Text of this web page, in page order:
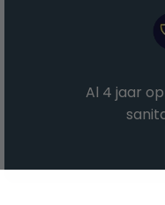
Al 4 jaar